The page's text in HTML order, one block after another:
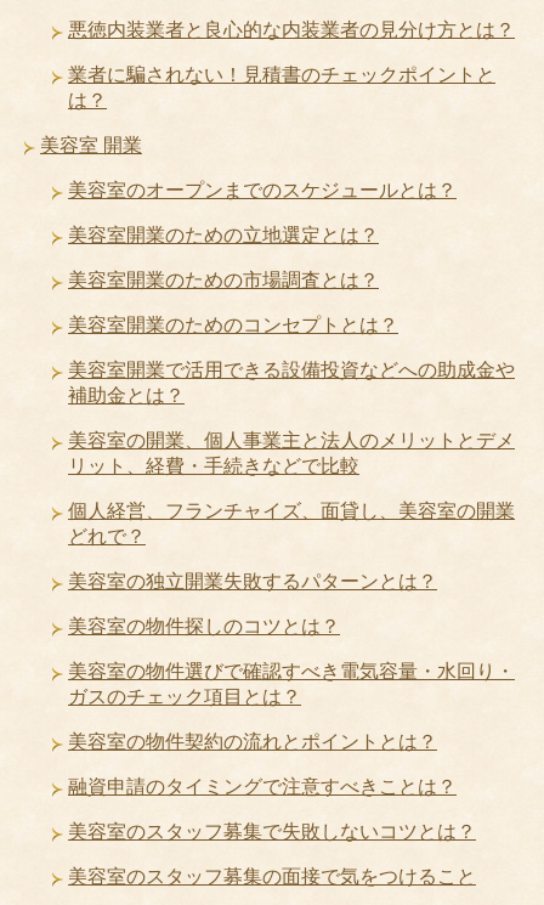
悪徳内装業者と良心的な内装業者の見分け方とは？
業者に騙されない！見積書のチェックポイントと
は？
美容室 開業
美容室のオープンまでのスケジュールとは？
美容室開業のための立地選定とは？
美容室開業のための市場調査とは？
美容室開業のためのコンセプトとは？
美容室開業で活用できる設備投資などへの助成金や
補助金とは？
美容室の開業、個人事業主と法人のメリットとデメ
リット、経費・手続きなどで比較
個人経営、フランチャイズ、面貸し、美容室の開業
どれで？
美容室の独立開業失敗するパターンとは？
美容室の物件探しのコツとは？
美容室の物件選びで確認すべき電気容量・水回り・
ガスのチェック項目とは？
美容室の物件契約の流れとポイントとは？
融資申請のタイミングで注意すべきことは？
美容室のスタッフ募集で失敗しないコツとは？
美容室のスタッフ募集の面接で気をつけること